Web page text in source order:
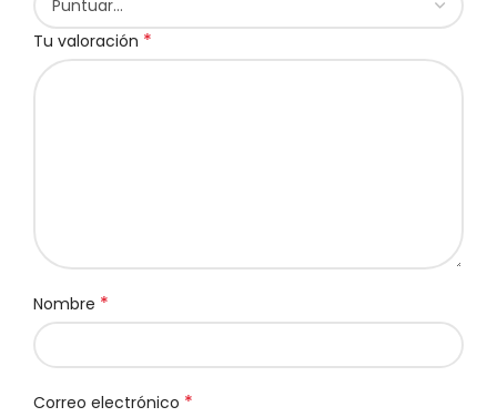
Tu valoración *
Nombre *
Correo electrónico *